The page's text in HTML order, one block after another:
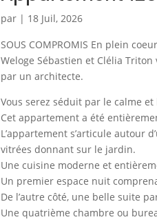
par | 18 Juil, 2026
SOUS COMPROMIS En plein
Weloge Sébastien et Clélia
par un architecte.
Vous serez séduit par le calme
Cet appartement a été
L’appartement s’articule autour
vitrées donnant sur le jardin.
Une cuisine moderne et
Un premier espace nuit
De l’autre côté, une belle suite
Une quatrième chambre ou